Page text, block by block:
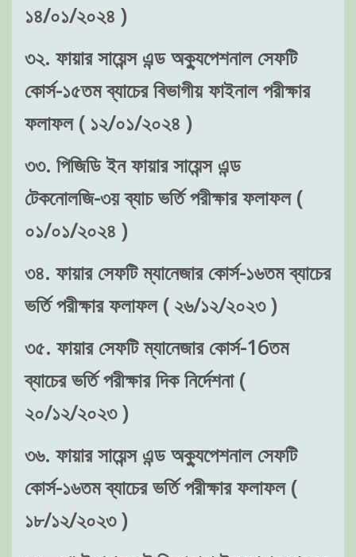
১৪/০১/২০২৪ )
৩২. ফায়ার সায়েন্স এন্ড অক্যুপেশনাল সেফটি
কোর্স-১৫তম ব্যাচের বিভাগীয় ফাইনাল পরীক্ষার
ফলাফল ( ১২/০১/২০২৪ )
৩৩. পিজিডি ইন ফায়ার সায়েন্স এন্ড
টেকনোলজি-৩য় ব্যাচ ভর্তি পরীক্ষার ফলাফল (
০১/০১/২০২৪ )
৩৪. ফায়ার সেফটি ম্যানেজার কোর্স-১৬তম ব্যাচের
ভর্তি পরীক্ষার ফলাফল ( ২৬/১২/২০২৩ )
৩৫. ফায়ার সেফটি ম্যানেজার কোর্স-16তম
ব্যাচের ভর্তি পরীক্ষার দিক নির্দেশনা (
২০/১২/২০২৩ )
৩৬. ফায়ার সায়েন্স এন্ড অক্যুপেশনাল সেফটি
কোর্স-১৬তম ব্যাচের ভর্তি পরীক্ষার ফলাফল (
১৮/১২/২০২৩ )